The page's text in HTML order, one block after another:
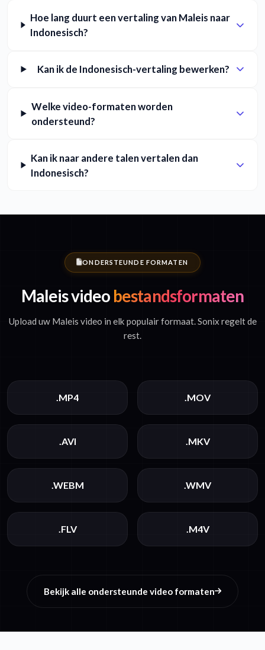
Hoe lang duurt een vertaling van Maleis naar
Indonesisch?
Kan ik de Indonesisch-vertaling bewerken?
Welke video-formaten worden
ondersteund?
Kan ik naar andere talen vertalen dan
Indonesisch?
ONDERSTEUNDE FORMATEN
Maleis video bestandsformaten
Upload uw Maleis video in elk populair formaat. Sonix regelt de
rest.
.MP4 .MOV
.AVI .MKV
.WEBM .WMV
.FLV .M4V
Bekijk alle ondersteunde video formaten